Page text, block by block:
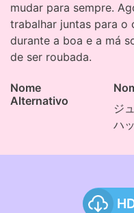
mudar para sempre.
trabalhar juntas para o
durante a boa e a má
de ser roubada.
Nome
Alternativo
ジ
ハ